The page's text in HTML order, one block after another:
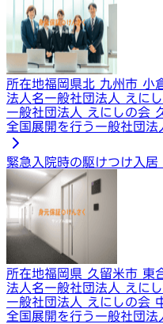
所在地福岡県北 九州市 小
法人名一般社団法人 えに
一般社団法人 えにしの会
全国展開を行う一般社団法
緊急入院時の駆けつけ 入
所在地福岡県 久留米市
法人名一般社団法人 えに
一般社団法人 えにしの会
全国展開を行う一般社団法